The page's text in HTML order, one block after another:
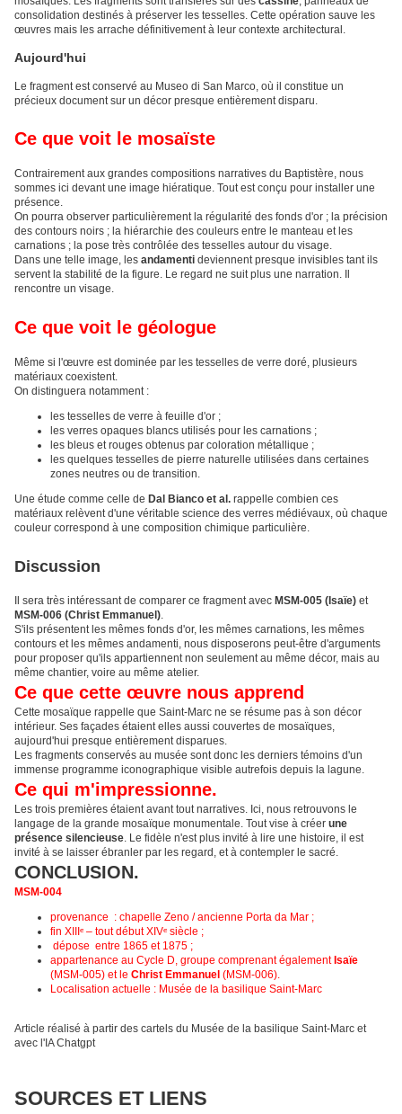
consolidation destinés à préserver les tesselles. Cette opération sauve les
œuvres mais les arrache définitivement à leur contexte architectural.
Aujourd'hui
Le fragment est conservé au Museo di San Marco, où il constitue un
précieux document sur un décor presque entièrement disparu.
Ce que voit le mosaïste
Contrairement aux grandes compositions narratives du Baptistère, nous
sommes ici devant une image hiératique. Tout est conçu pour installer une
présence.
On pourra observer particulièrement la régularité des fonds d'or ; la précision
des contours noirs ; la hiérarchie des couleurs entre le manteau et les
carnations ; la pose très contrôlée des tesselles autour du visage.
Dans une telle image, les andamenti deviennent presque invisibles tant ils
servent la stabilité de la figure. Le regard ne suit plus une narration. Il
rencontre un visage.
Ce que voit le géologue
Même si l'œuvre est dominée par les tesselles de verre doré, plusieurs
matériaux coexistent.
On distinguera notamment :
les tesselles de verre à feuille d'or ;
les verres opaques blancs utilisés pour les carnations ;
les bleus et rouges obtenus par coloration métallique ;
les quelques tesselles de pierre naturelle utilisées dans certaines
zones neutres ou de transition.
Une étude comme celle de Dal Bianco et al. rappelle combien ces
matériaux relèvent d'une véritable science des verres médiévaux, où chaque
couleur correspond à une composition chimique particulière.
Discussion
Il sera très intéressant de comparer ce fragment avec MSM-005 (Isaïe) et
MSM-006 (Christ Emmanuel)
S'ils présentent les mêmes fonds d'or, les mêmes carnations, les mêmes
contours et les mêmes andamenti, nous disposerons peut-être d'arguments
pour proposer qu'ils appartiennent non seulement au même décor, mais au
même chantier, voire au même atelier.
Ce que cette œuvre nous apprend
Cette mosaïque rappelle que Saint-Marc ne se résume pas à son décor
intérieur. Ses façades étaient elles aussi couvertes de mosaïques,
aujourd'hui presque entièrement disparues.
Les fragments conservés au musée sont donc les derniers témoins d'un
immense programme iconographique visible autrefois depuis la lagune.
Ce qui m'impressionne.
Les trois premières étaient avant tout narratives. Ici, nous retrouvons le
langage de la grande mosaïque monumentale. Tout vise à créer une
présence silencieuse . Le fidèle n'est plus invité à lire une histoire, il est
invité à se laisser ébranler par les regard, et à contempler le sacré.
CONCLUSION.
MSM-004
provenance : chapelle Zeno / ancienne Porta da Mar ;
fin XIIIᵉ – tout début XIVᵉ siècle ;
dépose entre 1865 et 1875 ;
appartenance au Cycle D, groupe comprenant égalementIsaïe
(MSM-005) et le Christ Emmanuel (MSM-006).
Localisation actuelle : Musée de la basilique Saint-Marc
Article réalisé à partir des cartels du Musée de la basilique Saint-Marc et
avec l'IA Chatgpt
SOURCES ET LIENS